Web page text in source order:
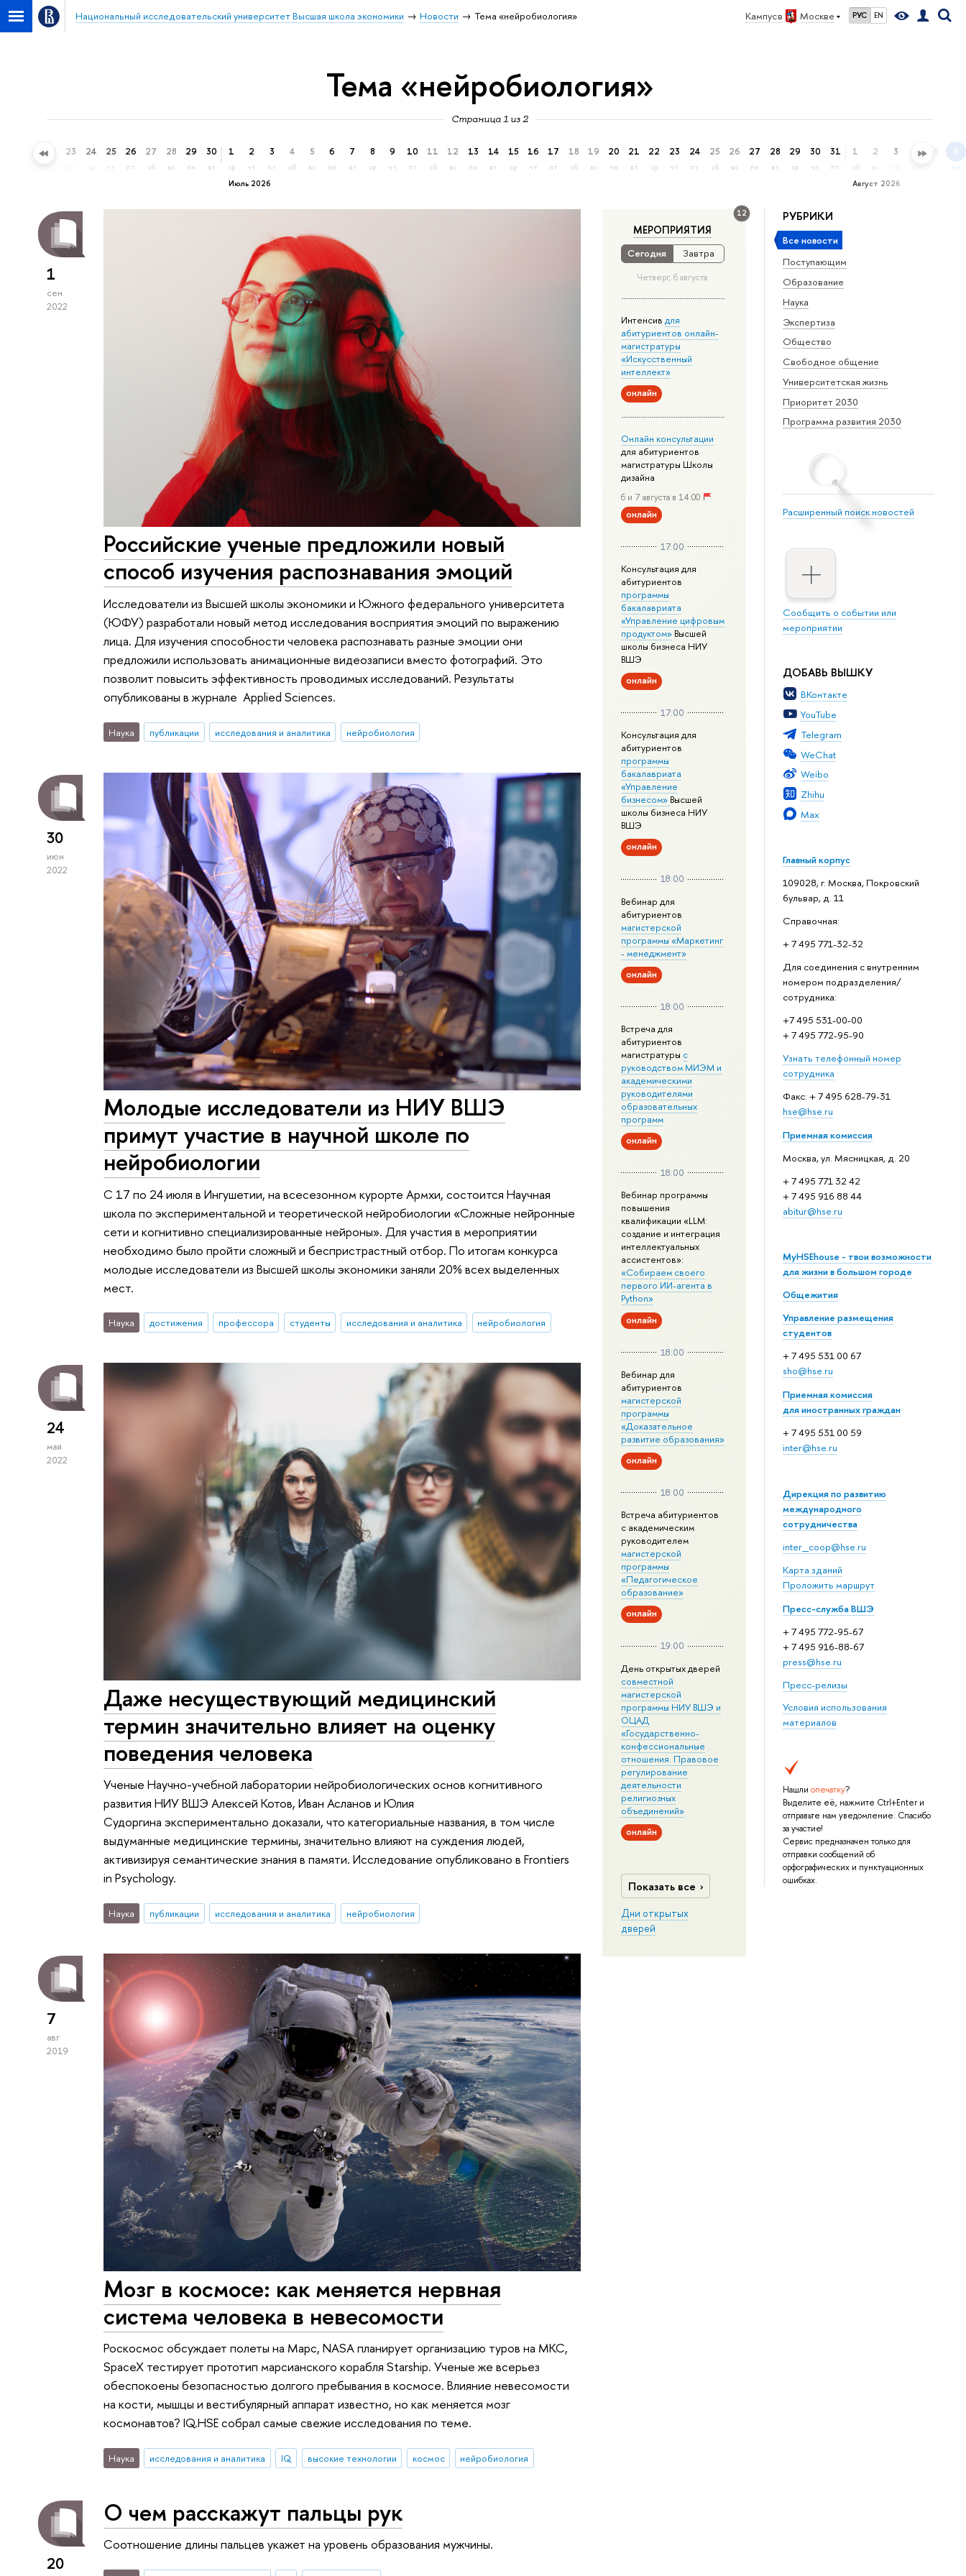
Кампус в Москве РУС EN
Национальный исследовательский университет Высшая школа экономики Новости Тема «нейробиология»
Тема «нейробиология»
Страница 1 из 2
22 23 24 25
чт
26
пт
27
сб
28
вс
29
пн
30
вт
Июль 2026
1
ср
2
чт
3
пт
4
сб
5
вс
6
пн
7
вт
8
ср
9
чт
10
пт
11
сб
12
вс
13
пн
14
вт
15
ср
16
чт
17
пт
18
сб
19
вс
20
пн
21
вт
22
ср
23
чт
24
пт
25
сб
26
вс
27
пн
28
вт
29
ср
30
чт
31
пт
Август 2026
1
сб
2 3 4 5 6
чт
РУБРИКИ
Все новости
Поступающим
Образование
Наука
Экспертиза
Общество
Свободное общение
Университетская жизнь
Приоритет 2030
Программа развития 2030
Расширенный поиск новостей
Сообщить о событии или
мероприятии
ДОБАВЬ ВЫШКУ
ВКонтакте
YouTube
Telegram
WeChat
Weibo
Zhihu
Max
Главный корпус
109028, г. Москва, Покровский
бульвар, д. 11
Справочная:
+ 7 495 771-32-32
Для соединения с внутренним
номером подразделения/
сотрудника:
+7 495 531-00-00
+ 7 495 772-95-90
Узнать телефонный номер
сотрудника
Факс: + 7 495 628-79-31
hse@hse.ru
Приемная комиссия
Москва, ул. Мясницкая, д. 20
+ 7 495 771 32 42
+ 7 495 916 88 44
abitur@hse.ru
MyHSEhouse - твои возможности
для жизни в большом городе
Общежития
Управление размещения
студентов
+ 7 495 531 00 67
sho@hse.ru
Приемная комиссия
для иностранных граждан
+ 7 495 531 00 59
inter@hse.ru
Дирекция по развитию
международного
сотрудничества
inter_coop@hse.ru
Карта зданий
Проложить маршрут
Пресс-служба ВШЭ
+ 7 495 772-95-67
+ 7 495 916-88-67
press@hse.ru
Пресс-релизы
Условия использования
материалов
Нашли опечатку?
Выделите её, нажмите Ctrl+Enter и
отправьте нам уведомление. Спасибо
за участие!
Сервис предназначен только для
отправки сообщений об
орфографических и пунктуационных
ошибках.
12
МЕРОПРИЯТИЯ
Сегодня Завтра
Четверг, 6 августа
Интенсив для
абитуриентов онлайн-
магистратуры
«Искусственный
интеллект»
онлайн
Онлайн консультации
для абитуриентов
магистратуры Школы
дизайна
6 и 7 августа в 14:00
онлайн
17:00
Консультация для
абитуриентов
программы
бакалавриата
«Управление цифровым
продуктом»Высшей
школы бизнеса НИУ
ВШЭ
онлайн
17:00
Консультация для
абитуриентов
программы
бакалавриата
«Управление
бизнесом» Высшей
школы бизнеса НИУ
ВШЭ
онлайн
18:00
Вебинар для
абитуриентов
магистерской
программы «Маркетинг
- менеджмент»
онлайн
18:00
Встреча для
абитуриентов
магистратуры с
руководством МИЭМ и
академическими
руководителями
образовательных
программ
онлайн
18:00
Вебинар программы
повышения
квалификации «LLM:
создание и интеграция
интеллектуальных
ассистентов»:
«Собираем своего
первого ИИ-агента в
Python»
онлайн
18:00
Вебинар для
абитуриентов
магистерской
программы
«Доказательное
развитие образования»
онлайн
18:00
Встреча абитуриентов
с академическим
руководителем
магистерской
программы
«Педагогическое
образование»
онлайн
19:00
День открытых дверей
совместной
магистерской
программы НИУ ВШЭ и
ОЦАД
«Государственно-
конфессиональные
отношения. Правовое
регулирование
деятельности
религиозных
объединений»
онлайн
Показать все
Дни открытых
дверей
1
сен
2022
Российские ученые предложили новый
способ изучения распознавания эмоций
Исследователи из Высшей школы экономики и Южного федерального университета
(ЮФУ) разработали новый метод исследования восприятия эмоций по выражению
лица. Для изучения способности человека распознавать разные эмоции они
предложили использовать анимационные видеозаписи вместо фотографий. Это
позволит повысить эффективность проводимых исследований. Результаты
опубликованы в журнале Applied Sciences.
Наука публикации исследования и аналитика нейробиология
30
июн
2022
Молодые исследователи из НИУ ВШЭ
примут участие в научной школе по
нейробиологии
С 17 по 24 июля в Ингушетии, на всесезонном курорте Армхи, состоится Научная
школа по экспериментальной и теоретической нейробиологии «Сложные нейронные
сети и когнитивно специализированные нейроны». Для участия в мероприятии
необходимо было пройти сложный и беспристрастный отбор. По итогам конкурса
молодые исследователи из Высшей школы экономики заняли 20% всех выделенных
мест.
Наука достижения профессора студенты исследования и аналитика нейробиология
24
мая
2022
Даже несуществующий медицинский
термин значительно влияет на оценку
поведения человека
Ученые Научно-учебной лаборатории нейробиологических основ когнитивного
развития НИУ ВШЭ Алексей Котов, Иван Асланов и Юлия
Судоргина экспериментально доказали, что категориальные названия, в том числе
выдуманные медицинские термины, значительно влияют на суждения людей,
активизируя семантические знания в памяти. Исследование опубликовано в Frontiers
in Psychology.
Наука публикации исследования и аналитика нейробиология
7
авг
2019
Мозг в космосе: как меняется нервная
система человека в невесомости
Роскосмос обсуждает полеты на Марс, NASA планирует организацию туров на МКС,
SpaceX тестирует прототип марсианского корабля Starship. Ученые же всерьез
обеспокоены безопасностью долгого пребывания в космосе. Влияние невесомости
на кости, мышцы и вестибулярный аппарат известно, но как меняется мозг
космонавтов? IQ.HSE собрал самые свежие исследования по теме.
Наука исследования и аналитика IQ высокие технологии космос нейробиология
20
О чем расскажут пальцы рук
Соотношение длины пальцев укажет на уровень образования мужчины.